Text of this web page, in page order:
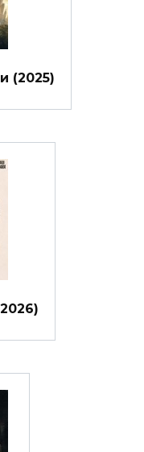
(2025)